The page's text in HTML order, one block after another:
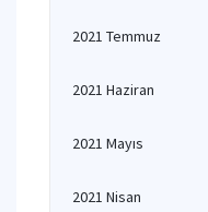
2021 Temmuz
2021 Haziran
2021 Mayıs
2021 Nisan